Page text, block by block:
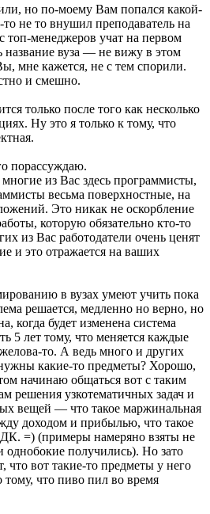
но по-моему Вам попался какой-
не то внушил преподаватель на
топ-менеджеров учат на первом
название вуза — не вижу в этом
мне кажется, не с тем спорили.
и смешно.
только после того как несколько
Ну это я только к тому, что
порассуждаю.
из Вас здесь программисты,
весьма поверхностные, на
Это никак не оскорбление
которую обязательно кто-то
из Вас работодатели очень ценят
и это отражается на ваших
в вузах умеют учить пока
решается, медленно но верно, но
когда будет изменена система
5 лет тому, что меняется каждые
то. А ведь много и других
какие-то предметы? Хорошо,
начинаю общаться вот с таким
решения узкотематичных задач и
вещей — что такое маржинальная
доходом и прибылью, что такое
=) (примеры намеряно взяты не
однобокие получились). Но зато
что вот такие-то предметы у него
что пиво пил во время